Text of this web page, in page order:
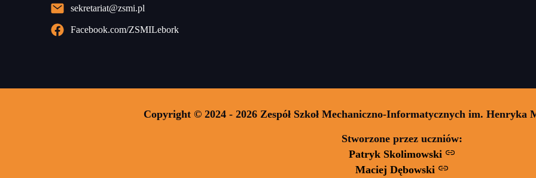
sekretariat@zsmi.pl
Facebook.com/ZSMILebork
Copyright © 2024 - 2026 Zespół Szkoł Mechaniczno-Informatycznych im. Henryka
Stworzone przez uczniów:
Patryk Skolimowski
Maciej Dębowski